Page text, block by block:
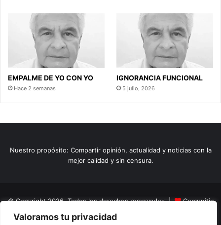
Valoramos tu privacidad
EMPALME DE YO CON YO
Hace 2 semanas
IGNORANCIA FUNCIONAL
5 julio, 2026
Nuestro propósito: Compartir opinión, actualidad y noticias con la
mejor calidad y sin censura.
© Copyright 2026, Todos los derechos reservados |
Comunitic
SAS BICNit 901228106